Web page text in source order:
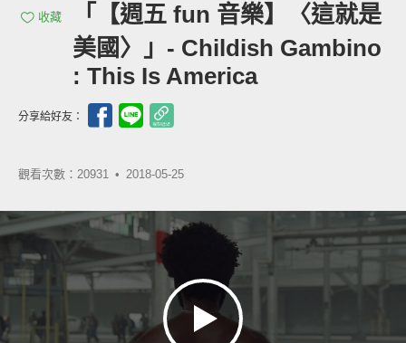
收藏
「【週五 fun 音樂】〈這就是
美國〉」- Childish Gambino
: This Is America
分享給好友：
觀看次數：20931 • 2018-05-25